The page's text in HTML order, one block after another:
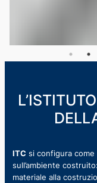
ITC si configura
sull’ambiente costruito:
materiale alla